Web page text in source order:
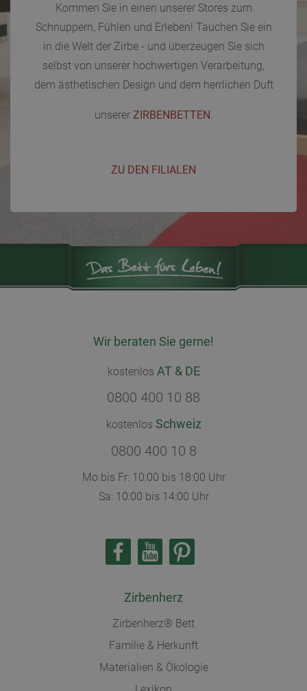
Kommen Sie in einen unserer Stores zum
Schnuppern, Fühlen und Erleben! Tauchen Sie ein
in die Welt der Zirbe - und überzeugen Sie sich
selbst von unserer hochwertigen Verarbeitung,
dem ästhetischen Design und dem herrlichen Duft
unserer ZIRBENBETTEN
ZU DEN FILIALEN
Wir beraten Sie gerne!
kostenlos AT & DE
0800 400 10 88
kostenlos Schweiz
0800 400 10 8
Mo bis Fr: 10:00 bis 18:00 Uhr
Sa: 10:00 bis 14:00 Uhr
Zirbenherz
Zirbenherz® Bett
Familie & Herkunft
Materialien & Ökologie